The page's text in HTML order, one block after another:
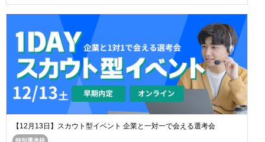
【12月13日】スカウト型イベント 企業と一対一で会える選考会
特別選考枠